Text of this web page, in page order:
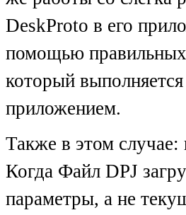
DeskProto в его
помощью правильных
который
приложением.
Также в этом
Когда Файл DPJ
параметры, а не